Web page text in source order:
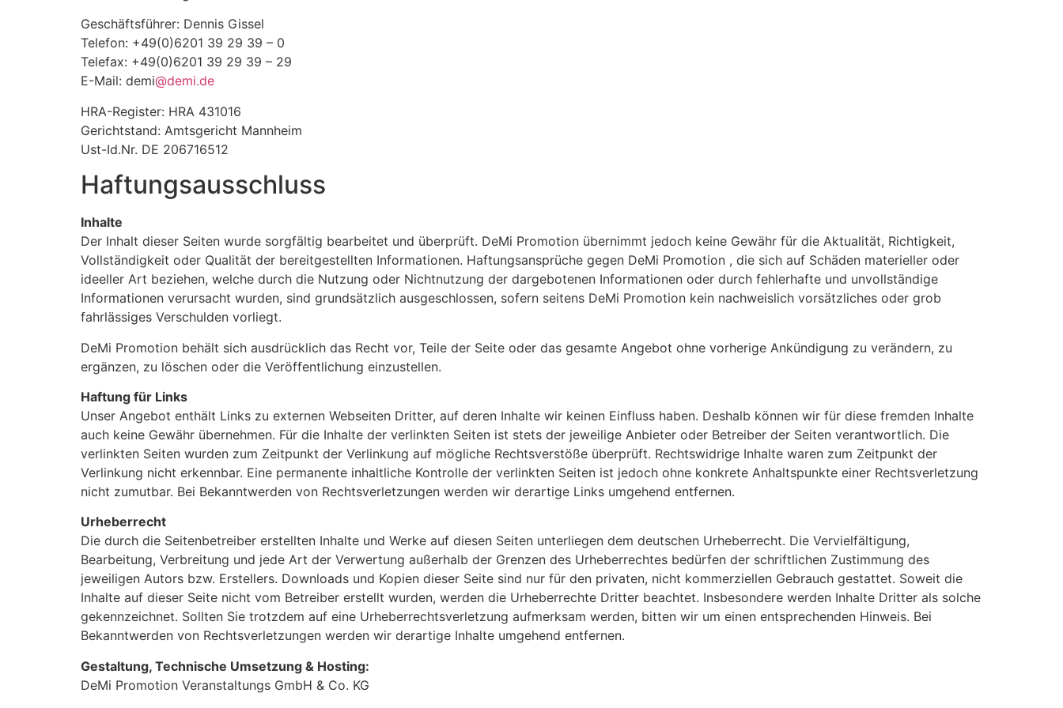
Geschäftsführer: Dennis Gissel
Telefon: +49(0)6201 39 29 39 – 0
Telefax: +49(0)6201 39 29 39 – 29
E-Mail: demi@demi.de
HRA-Register: HRA 431016
Gerichtstand: Amtsgericht Mannheim
Ust-Id.Nr. DE 206716512
Haftungsausschluss
Inhalte
Der Inhalt dieser Seiten wurde sorgfältig bearbeitet und überprüft. DeMi Promotion übernimmt jedoch keine Gewähr für die Aktualität, Richtigkeit,
Vollständigkeit oder Qualität der bereitgestellten Informationen. Haftungsansprüche gegen DeMi Promotion , die sich auf Schäden materieller oder
ideeller Art beziehen, welche durch die Nutzung oder Nichtnutzung der dargebotenen Informationen oder durch fehlerhafte und unvollständige
Informationen verursacht wurden, sind grundsätzlich ausgeschlossen, sofern seitens DeMi Promotion kein nachweislich vorsätzliches oder grob
fahrlässiges Verschulden vorliegt.
DeMi Promotion behält sich ausdrücklich das Recht vor, Teile der Seite oder das gesamte Angebot ohne vorherige Ankündigung zu verändern, zu
ergänzen, zu löschen oder die Veröffentlichung einzustellen.
Haftung für Links
Unser Angebot enthält Links zu externen Webseiten Dritter, auf deren Inhalte wir keinen Einfluss haben. Deshalb können wir für diese fremden Inhalte
auch keine Gewähr übernehmen. Für die Inhalte der verlinkten Seiten ist stets der jeweilige Anbieter oder Betreiber der Seiten verantwortlich. Die
verlinkten Seiten wurden zum Zeitpunkt der Verlinkung auf mögliche Rechtsverstöße überprüft. Rechtswidrige Inhalte waren zum Zeitpunkt der
Verlinkung nicht erkennbar. Eine permanente inhaltliche Kontrolle der verlinkten Seiten ist jedoch ohne konkrete Anhaltspunkte einer Rechtsverletzung
nicht zumutbar. Bei Bekanntwerden von Rechtsverletzungen werden wir derartige Links umgehend entfernen.
Urheberrecht
Die durch die Seitenbetreiber erstellten Inhalte und Werke auf diesen Seiten unterliegen dem deutschen Urheberrecht. Die Vervielfältigung,
Bearbeitung, Verbreitung und jede Art der Verwertung außerhalb der Grenzen des Urheberrechtes bedürfen der schriftlichen Zustimmung des
jeweiligen Autors bzw. Erstellers. Downloads und Kopien dieser Seite sind nur für den privaten, nicht kommerziellen Gebrauch gestattet. Soweit die
Inhalte auf dieser Seite nicht vom Betreiber erstellt wurden, werden die Urheberrechte Dritter beachtet. Insbesondere werden Inhalte Dritter als solche
gekennzeichnet. Sollten Sie trotzdem auf eine Urheberrechtsverletzung aufmerksam werden, bitten wir um einen entsprechenden Hinweis. Bei
Bekanntwerden von Rechtsverletzungen werden wir derartige Inhalte umgehend entfernen.
Gestaltung, Technische Umsetzung & Hosting:
DeMi Promotion Veranstaltungs GmbH & Co. KG